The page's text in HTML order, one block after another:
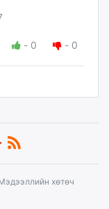
- 0 - 0
хөтөч